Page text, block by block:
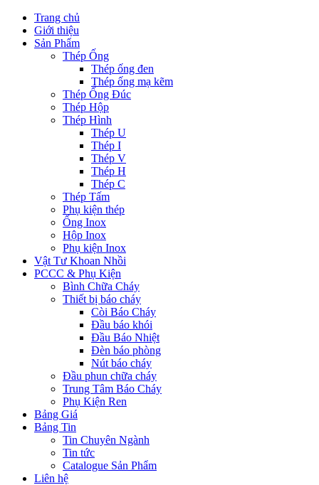
Trang chủ
Giới thiệu
Sản Phẩm
Thép Ống
Thép ống đen
Thép ống mạ kẽm
Thép Ống Đúc
Thép Hộp
Thép Hình
Thép U
Thép I
Thép V
Thép H
Thép C
Thép Tấm
Phụ kiện thép
Ống Inox
Hộp Inox
Phụ kiện Inox
Vật Tư Khoan Nhồi
PCCC & Phụ Kiện
Bình Chữa Cháy
Thiết bị báo cháy
Còi Báo Cháy
Đầu báo khói
Đầu Báo Nhiệt
Đèn báo phòng
Nút báo cháy
Đầu phun chữa cháy
Trung Tâm Báo Cháy
Phụ Kiện Ren
Bảng Giá
Bảng Tin
Tin Chuyên Ngành
Tin tức
Catalogue Sản Phẩm
Liên hệ